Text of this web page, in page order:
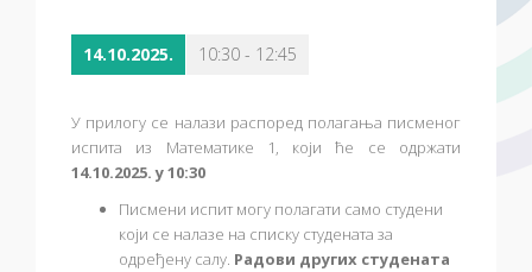
14.10.2025. 10:30 - 12:45
У прилогу се налази распоред полагања писменог
испита из Математике 1, који ће се одржати
14.10.2025. у 10:30
Писмени испит могу полагати само студени
који се налазе на списку студената за
одређену салу. Радови других студената